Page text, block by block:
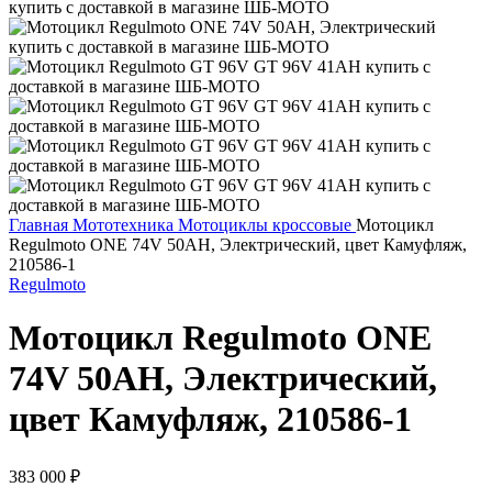
Главная Мототехника Мотоциклы кроссовые Мотоцикл
Regulmoto ONE 74V 50AH, Электрический, цвет Камуфляж,
210586-1
Regulmoto
Мотоцикл Regulmoto ONE
74V 50AH, Электрический,
цвет Камуфляж, 210586-1
383 000 ₽